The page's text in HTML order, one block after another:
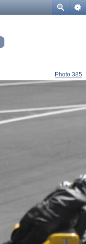
Photo 385